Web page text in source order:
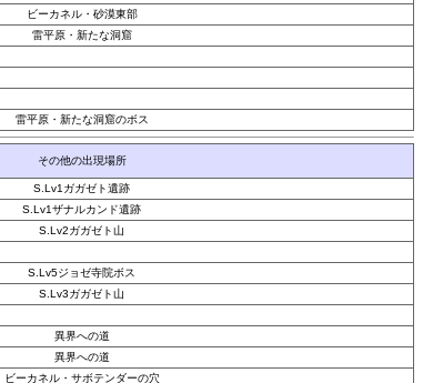
ビーカネル・砂漠東部
雷平原・新たな洞窟
雷平原・新たな洞窟のボス
その他の出現場所
S.Lv1ガガゼト遺跡
S.Lv1ザナルカンド遺跡
S.Lv2ガガゼト山
S.Lv5ジョゼ寺院ボス
S.Lv3ガガゼト山
異界への道
異界への道
ビーカネル・サボテンダーの穴